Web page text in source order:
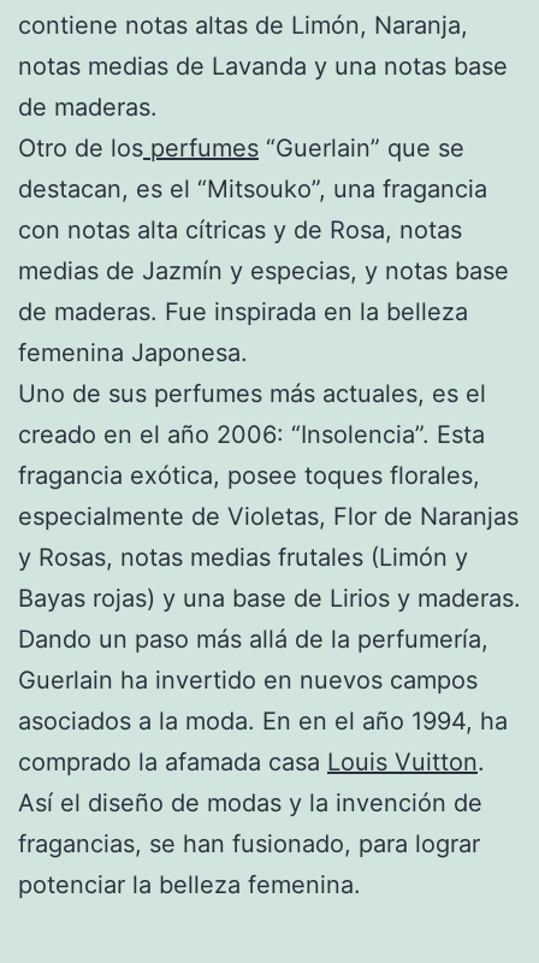
contiene notas altas de Limón, Naranja,
notas medias de Lavanda y una notas base
de maderas.
Otro de los perfumes “Guerlain” que se
destacan, es el “Mitsouko”, una fragancia
con notas alta cítricas y de Rosa, notas
medias de Jazmín y especias, y notas base
de maderas. Fue inspirada en la belleza
femenina Japonesa.
Uno de sus perfumes más actuales, es el
creado en el año 2006: “Insolencia”. Esta
fragancia exótica, posee toques florales,
especialmente de Violetas, Flor de Naranjas
y Rosas, notas medias frutales (Limón y
Bayas rojas) y una base de Lirios y maderas.
Dando un paso más allá de la perfumería,
Guerlain ha invertido en nuevos campos
asociados a la moda. En en el año 1994, ha
comprado la afamada casa Louis Vuitton.
Así el diseño de modas y la invención de
fragancias, se han fusionado, para lograr
potenciar la belleza femenina.